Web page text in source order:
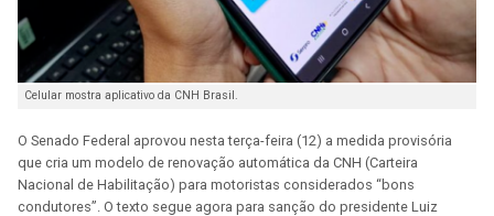
Celular mostra aplicativo da CNH Brasil.
O Senado Federal aprovou nesta terça-feira (12) a medida provisória
que cria um modelo de renovação automática da CNH (Carteira
Nacional de Habilitação) para motoristas considerados “bons
condutores”. O texto segue agora para sanção do presidente Luiz